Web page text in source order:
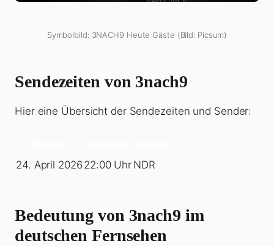
Symbolbild: 3NACH9 Heute Gäste (Bild: Picsum)
Sendezeiten von 3nach9
Hier eine Übersicht der Sendezeiten und Sender:
24. April 202622:00 Uhr NDR
Bedeutung von 3nach9 im
deutschen Fernsehen